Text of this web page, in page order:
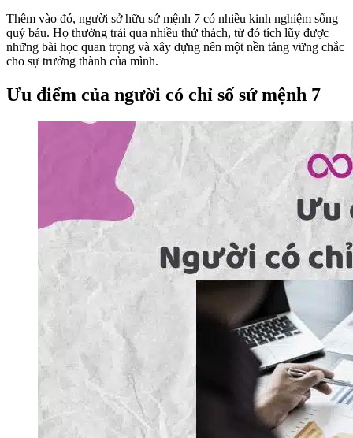
Thêm vào đó, người sở hữu sứ mệnh 7 có nhiều kinh nghiệm sống
quý báu. Họ thường trải qua nhiều thử thách, từ đó tích lũy được
những bài học quan trọng và xây dựng nên một nền tảng vững chắc
cho sự trưởng thành của mình.
Ưu điểm của người có chỉ số sứ mệnh 7